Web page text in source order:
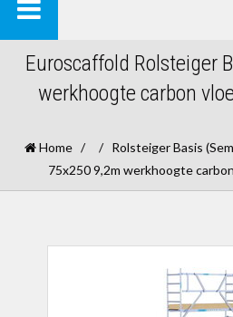
Euroscaffold Rolsteiger
werkhoogte carbon
Home / / Rolsteiger Basis
75x250 9,2m werkhoogte